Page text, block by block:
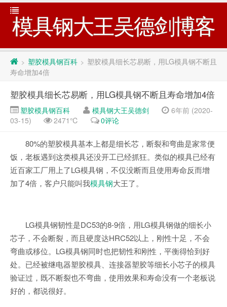
模具钢大王吴德剑博客
> 塑胶模具钢百科 > 塑胶模具细长芯易断，用LG模具钢不断且
寿命增加4倍
塑胶模具细长芯易断，用LG模具钢不断且寿命增加4倍
塑胶模具钢百科 模具钢大王吴德剑
6年前 (2020-
03-15)
2471℃ 0评论
80%的塑胶模具基本上都是细长芯，断裂和弯曲是家常便
饭，老板遇到这类模具还没开工已经抓狂。类似的模具已经有
近百家工厂用上了LG模具钢，不仅没断而且使用寿命反而增
加了4倍，客户只能叫我模具钢大王了。
LG模具钢韧性是DC53的8-9倍，用LG模具钢做的细长小
芯子，不会断裂，而且硬度达HRC52以上，刚性十足，不会
弯曲或移位。LG模具钢同时也把韧性和刚性，平衡得恰到好
处。已经被继电器塑胶模具、连接器塑胶等细长小芯子的模具
验证过，既不断裂也不弯曲，使用效果和寿命没有一个老板说
好的，都说很好。